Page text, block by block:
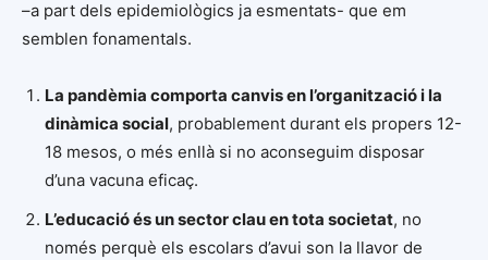
–a part dels epidemiològics ja esmentats- que em
semblen fonamentals.
La pandèmia comporta canvis en l’organització i la
dinàmica social, probablement durant els propers 12-
18 mesos, o més enllà si no aconseguim disposar
d’una vacuna eficaç.
L’educació és un sector clau en tota societat, no
només perquè els escolars d’avui son la llavor de